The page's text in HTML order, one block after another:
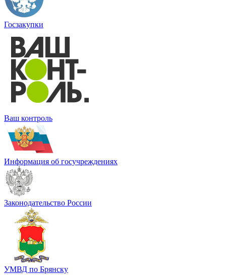
Госзакупки
Ваш контроль
Информация об госучреждениях
Законодательство России
УМВД по Брянску